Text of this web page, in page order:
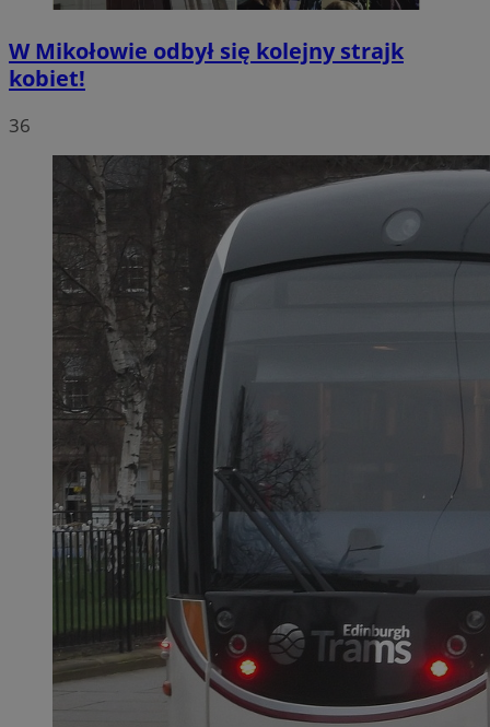
W Mikołowie odbył się kolejny strajk
kobiet!
36